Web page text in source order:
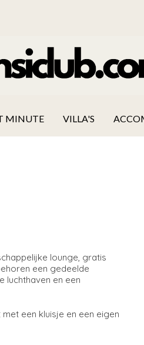
MINUTE VILLA'S
lounge, gratis
een gedeelde
luchthaven en een
een kluisje en een eigen